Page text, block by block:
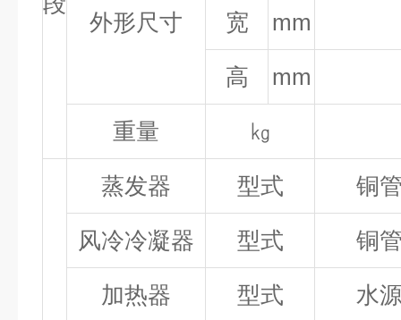
外形尺寸 宽 mm
高 mm
重量 ㎏
蒸发器 型式 铜
风冷冷凝器 型式 铜
加热器 型式 水